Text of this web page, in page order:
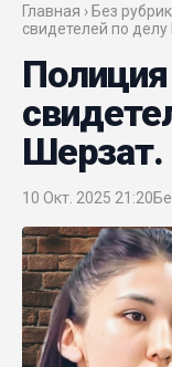
Главная › Без
свидетелей по делу
Шерзат.
10 Окт. 2025 21:20